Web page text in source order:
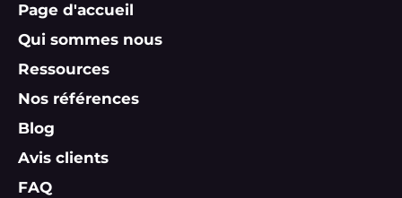
Page d'accueil
Qui sommes nous
Ressources
Nos références
Blog
Avis clients
FAQ